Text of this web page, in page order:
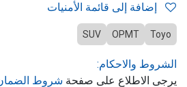
Toyo
OPMT
SUV
الشروط والاحكام:
يرجى الاطلاع على صفحة شروط